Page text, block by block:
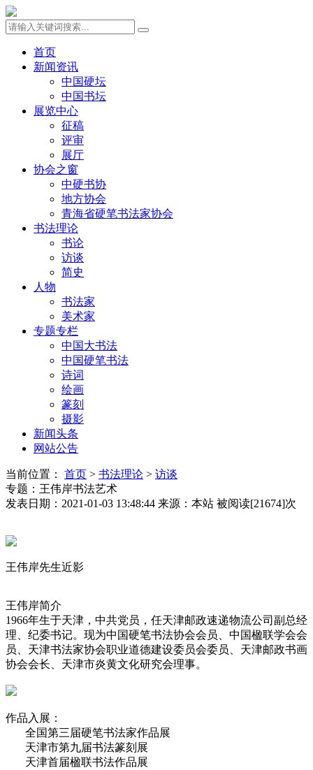
首页
新闻资讯
中国硬坛
中国书坛
展览中心
征稿
评审
展厅
协会之窗
中硬书协
地方协会
青海省硬笔书法家协会
书法理论
书论
访谈
简史
人物
书法家
美术家
专题专栏
中国大书法
中国硬笔书法
诗词
绘画
篆刻
摄影
新闻头条
网站公告
当前位置： 首页 > 书法理论 > 访谈
专题：王伟岸书法艺术
发表日期：2021-01-03 13:48:44 来源：本站 被阅读[21674]次
王伟岸先生近影
王伟岸简介
1966年生于天津，中共党员，任天津邮政速递物流公司副总经
理、纪委书记。现为中国硬笔书法协会会员、中国楹联学会会
员、天津书法家协会职业道德建设委员会委员、天津邮政书画
协会会长、天津市炎黄文化研究会理事。
作品入展：
全国第三届硬笔书法家作品展
天津市第九届书法篆刻展
天津首届楹联书法作品展